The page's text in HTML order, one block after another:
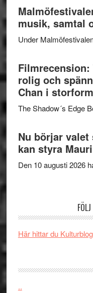
musik, samtal
Under
Filmrecension:
rolig och
Chan i storform
The Shadow´s Edge
Nu börjar valet
kan styra
Den 10 augusti 2026
Här hittar du
..